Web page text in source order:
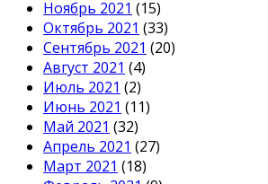
Ноябрь 2021 (15)
Октябрь 2021 (33)
Сентябрь 2021 (20)
Август 2021 (4)
Июль 2021 (2)
Июнь 2021 (11)
Май 2021 (32)
Апрель 2021 (27)
Март 2021 (18)